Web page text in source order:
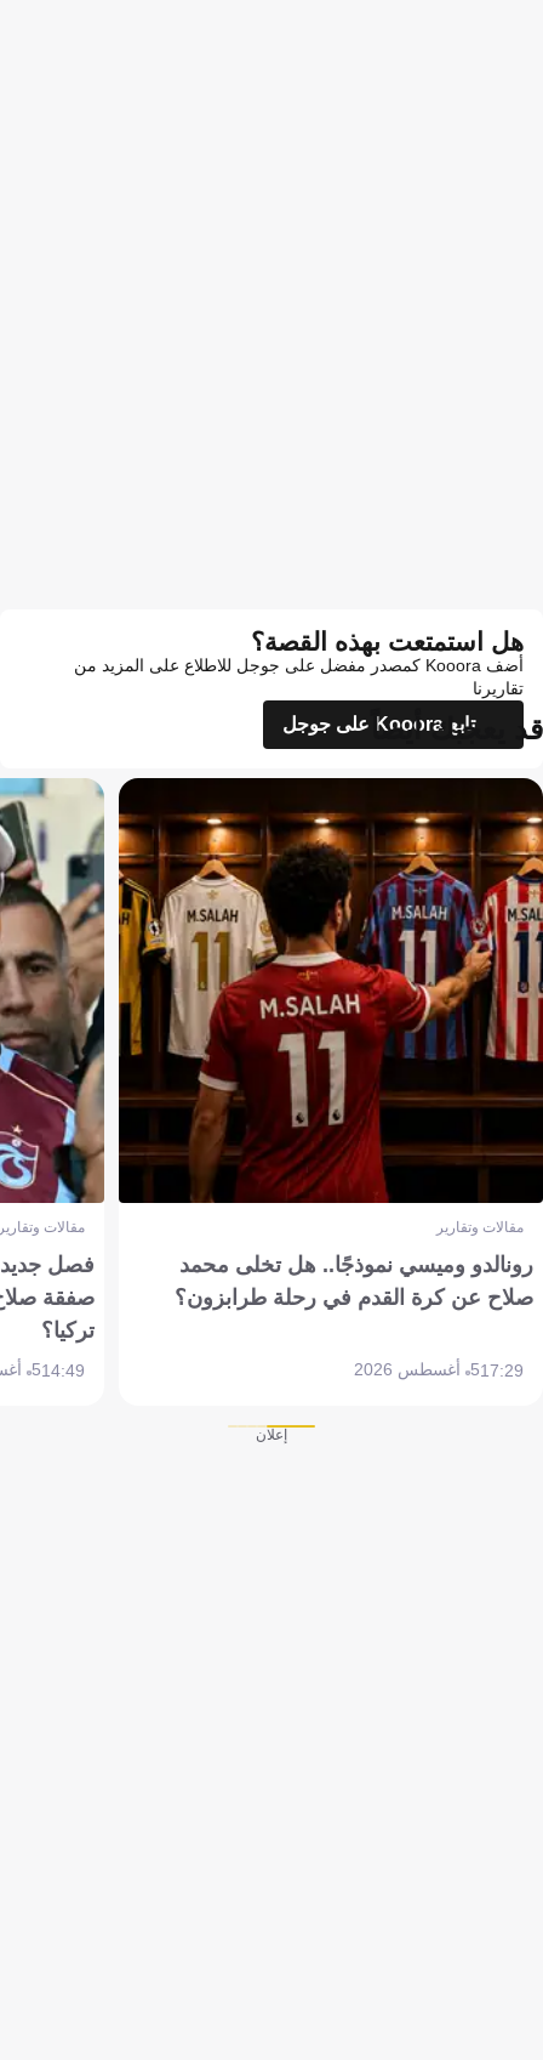
هل استمتعت بهذه القصة؟
أضف Kooora كمصدر مفضل على جوجل للاطلاع على المزيد من
تقاريرنا
تابع Kooora على جوجل
قد يعجبك أيضاً
مقالات وتقارير
رونالدو وميسي نموذجًا.. هل تخلى محمد
صلاح عن كرة القدم في رحلة طرابزون؟
17:295 أغسطس 2026
مقالات
فصل جديد
صفقة
تركيا؟
14:495 أغسطس 2026
إعلان